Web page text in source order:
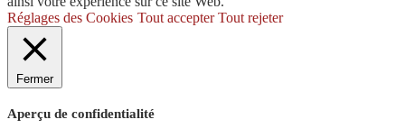
Réglages des Cookies Tout accepter Tout rejeter
Fermer
Aperçu de confidentialité